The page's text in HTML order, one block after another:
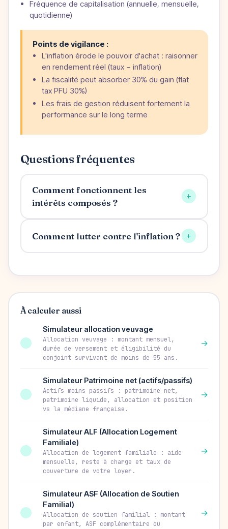
Fréquence de capitalisation (annuelle, mensuelle,
quotidienne)
Points de vigilance :
L'inflation érode le pouvoir d'achat : raisonner
en rendement réel (taux − inflation)
La fiscalité peut absorber 30% du gain (flat
tax PFU 30%)
Les frais de gestion réduisent fortement la
performance sur le long terme
Questions fréquentes
Comment fonctionnent les
intérêts composés ?
+
Comment lutter contre l'inflation ? +
À calculer aussi
Simulateur allocation veuvage
Allocation veuvage : montant mensuel,
durée de versement et éligibilité du
conjoint survivant de moins de 55 ans.
→
Simulateur Patrimoine net (actifs/passifs)
Actifs moins passifs : patrimoine net,
patrimoine liquide, allocation et position
vs la médiane française.
→
Simulateur ALF (Allocation Logement
Familiale)
Allocation de logement familiale : aide
mensuelle, reste à charge et taux de
couverture de votre loyer.
→
Simulateur ASF (Allocation de Soutien
Familial)
Allocation de soutien familial : montant
par enfant, ASF complémentaire ou
→